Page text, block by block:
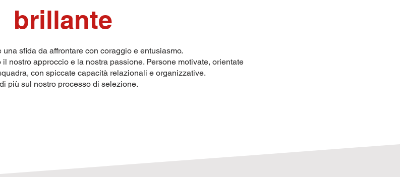
brillante
una sfida da affrontare con coraggio e entusiasmo.
nostro approccio e la nostra passione. Persone motivate, orientate
con spiccate capacità relazionali e organizzative.
più sul nostro processo di selezione.